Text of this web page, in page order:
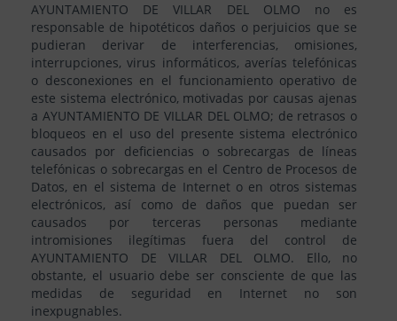
AYUNTAMIENTO DE VILLAR DEL OLMO no es
responsable de hipotéticos daños o perjuicios que se
pudieran derivar de interferencias, omisiones,
interrupciones, virus informáticos, averías telefónicas
o desconexiones en el funcionamiento operativo de
este sistema electrónico, motivadas por causas ajenas
a AYUNTAMIENTO DE VILLAR DEL OLMO; de retrasos o
bloqueos en el uso del presente sistema electrónico
causados por deficiencias o sobrecargas de líneas
telefónicas o sobrecargas en el Centro de Procesos de
Datos, en el sistema de Internet o en otros sistemas
electrónicos, así como de daños que puedan ser
causados por terceras personas mediante
intromisiones ilegítimas fuera del control de
AYUNTAMIENTO DE VILLAR DEL OLMO. Ello, no
obstante, el usuario debe ser consciente de que las
medidas de seguridad en Internet no son
inexpugnables.